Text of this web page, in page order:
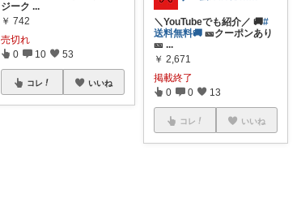
ジーク ...
￥ 742
売切れ
0 10 53
コレ いいね
＼YouTubeでも紹介／ 🚚#
送料無料🚚 🎫クーポンあり
🎫...
￥ 2,671
掲載終了
0 0 13
コレ いいね